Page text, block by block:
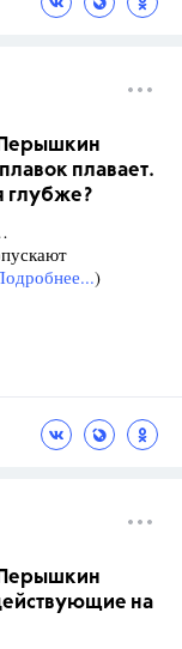
плавает.
глубже?
)
на